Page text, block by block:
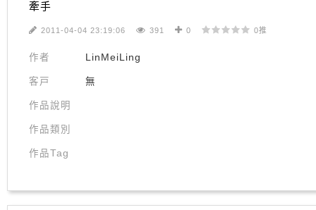
牽手
2011-04-04 23:19:06 391 0 0推
作者 LinMeiLing
客戸 無
作品說明
作品類別
作品Tag